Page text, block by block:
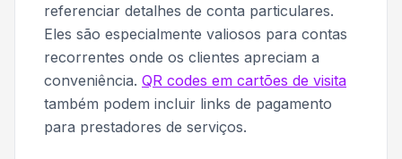
referenciar detalhes de conta particulares.
Eles são especialmente valiosos para contas
recorrentes onde os clientes apreciam a
conveniência. QR codes em cartões de visita
também podem incluir links de pagamento
para prestadores de serviços.